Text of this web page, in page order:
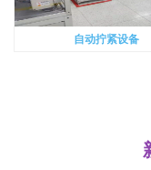
自动拧紧设备